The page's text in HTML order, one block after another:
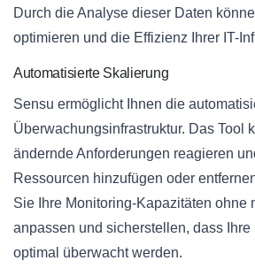
Durch die Analyse dieser Daten
optimieren und die Effizienz Ihrer IT-
Automatisierte Skalierung
Sensu ermöglicht Ihnen die
Überwachungsinfrastruktur. Das Tool
ändernde Anforderungen reagieren
Ressourcen hinzufügen oder
Sie Ihre Monitoring-Kapazitäten ohne
anpassen und sicherstellen, dass
optimal überwacht werden.